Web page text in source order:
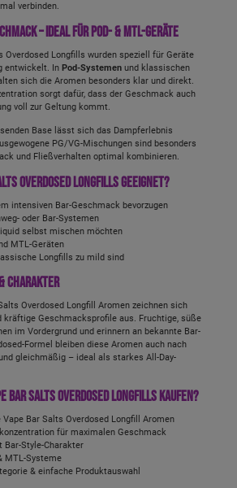
verbinden.
– ideal für Pod- & MTL-Geräte
Overdosed Longfills wurden speziell für Geräte
entwickelt. In Pod-Systemen und klassischen
sich die Aromen besonders klar und direkt.
sorgt dafür, dass der Geschmack auch
voll zur Geltung kommt.
Base lässt sich das Dampferlebnis
PG/VG-Mischungen sind besonders
und Fließverhalten optimal kombinieren.
Overdosed Longfills geeignet?
intensiven Bar-Geschmack bevorzugen
oder Bar-Systemen
selbst mischen möchten
MTL-Geräten
Longfills zu mild sind
Charakter
Overdosed Longfill Aromen zeichnen sich
kräftige Geschmacksprofile aus. Fruchtige, süße
im Vordergrund und erinnern an bekannte Bar-
Formel bleiben diese Aromen auch nach
gleichmäßig – ideal als starkes All-Day-
Bar Salts Overdosed Longfills kaufen?
Bar Salts Overdosed Longfill Aromen
für maximalen Geschmack
Bar-Style-Charakter
MTL-Systeme
& einfache Produktauswahl